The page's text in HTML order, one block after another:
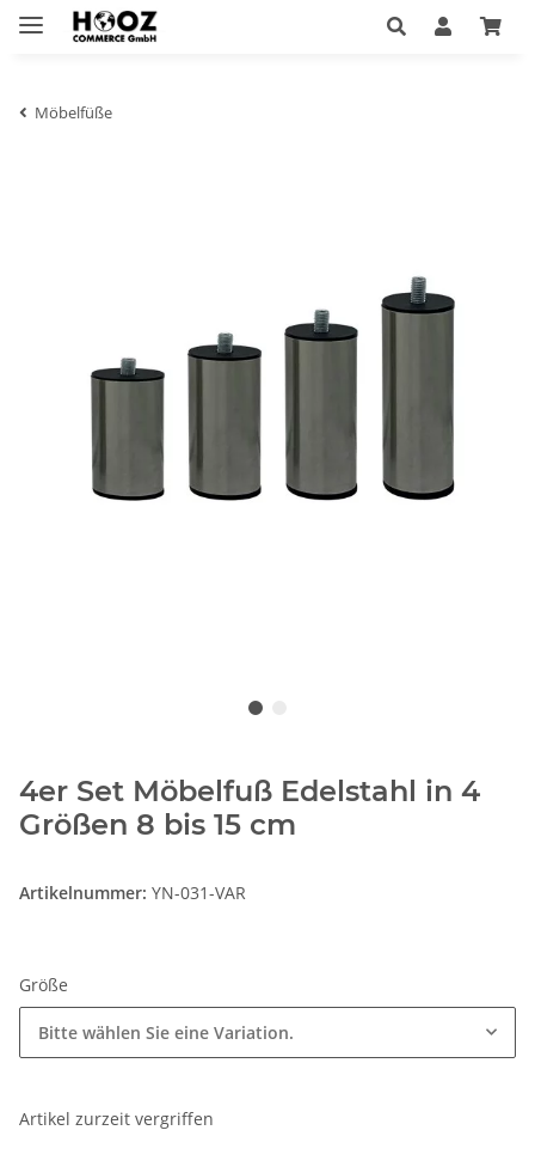
Möbelfüße
4er Set Möbelfuß Edelstahl in 4
Größen 8 bis 15 cm
Artikelnummer: YN-031-VAR
Größe
Bitte wählen Sie eine Variation.
Artikel zurzeit vergriffen